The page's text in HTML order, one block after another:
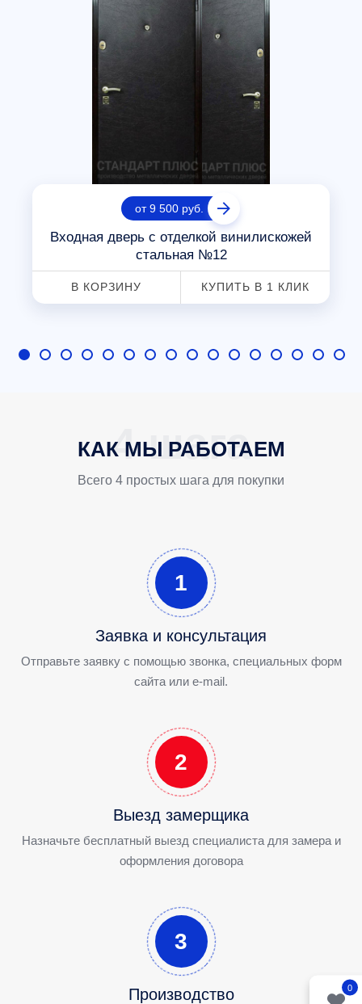
0
от 9 500 руб.
Входная дверь с отделкой винилискожей
стальная №12
В КОРЗИНУ КУПИТЬ В 1 КЛИК
КАК МЫ РАБОТАЕМ
Всего 4 простых шага для покупки
1
Заявка и консультация
Отправьте заявку с помощью звонка, специальных форм
сайта или e-mail.
2
Выезд замерщика
Назначьте бесплатный выезд специалиста для замера и
оформления договора
3
Производство